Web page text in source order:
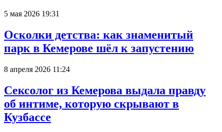
5 мая 2026 19:31
Осколки детства: как знаменитый
парк в Кемерове шёл к запустению
8 апреля 2026 11:24
Сексолог из Кемерова выдала правду
об интиме, которую скрывают в
Кузбассе